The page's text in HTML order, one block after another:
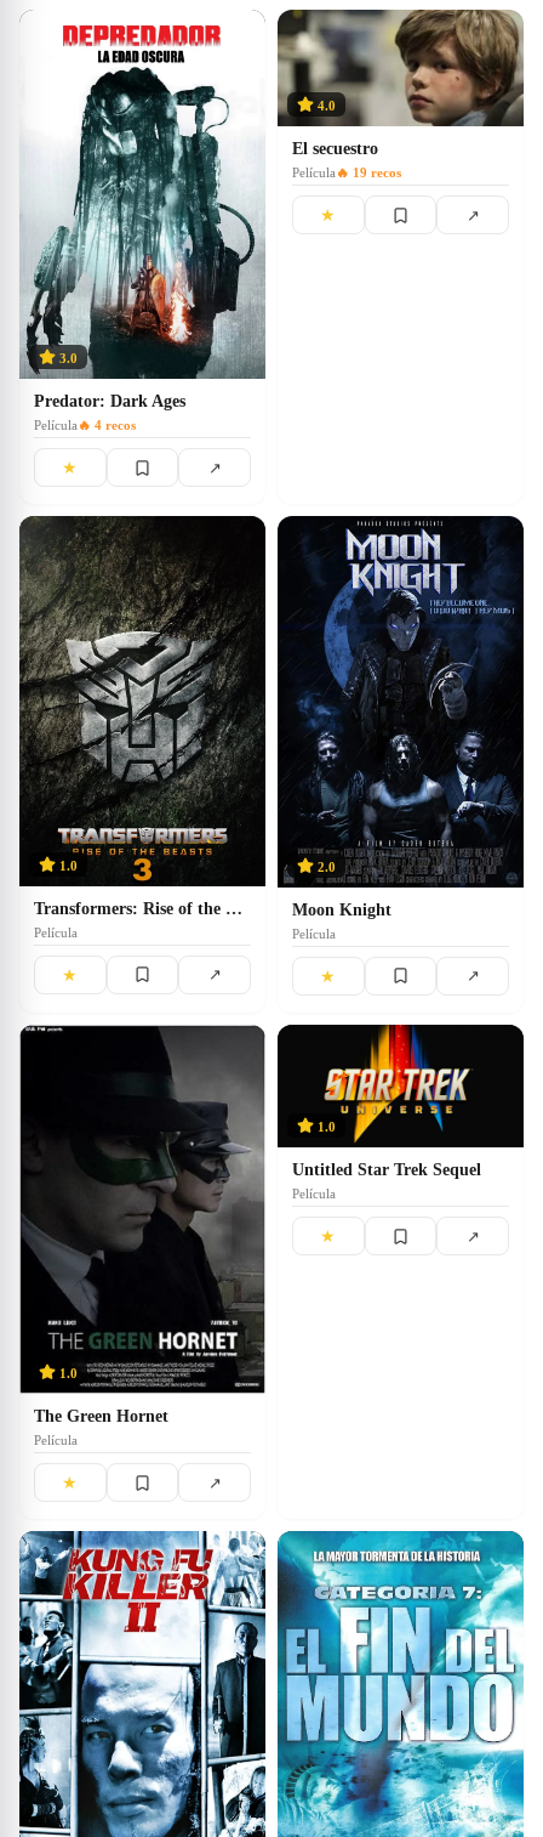
3.0
Predator: Dark Ages
Película🔥 4 recos
★ ↗
4.0
El secuestro
Película🔥 19 recos
★ ↗
1.0
Transformers: Rise of the Beasts 3
Película
★ ↗
2.0
Moon Knight
Película
★ ↗
1.0
The Green Hornet
Película
★ ↗
1.0
Untitled Star Trek Sequel
Película
★ ↗